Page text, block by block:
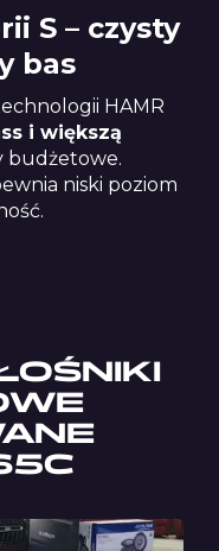
S – czysty
bas
HAMR
i większą
budżetowe.
niski poziom